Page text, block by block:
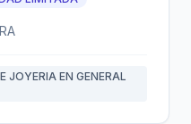
JOYERIA EN GENERAL